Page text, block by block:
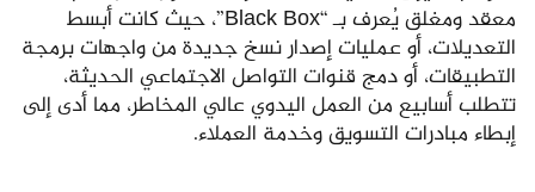
معقد ومغلق يُعرف بـ “Black Box”، حيث كانت أبسط
التعديلات، أو عمليات إصدار نسخ جديدة من واجهات برمجة
التطبيقات، أو دمج قنوات التواصل الاجتماعي الحديثة،
تتطلب أسابيع من العمل اليدوي عالي المخاطر، مما أدى إلى
إبطاء مبادرات التسويق وخدمة العملاء.